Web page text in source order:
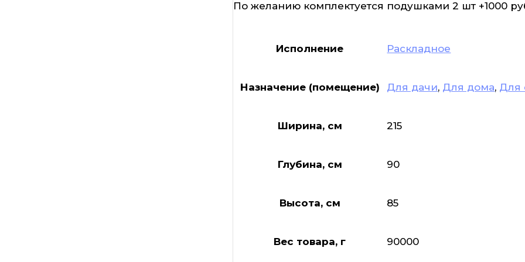
По желанию комплектуется подушками 2 шт +1000
Исполнение Раскладное
Назначение (помещение) Для дачи, Для дома, Для
Ширина, см 215
Глубина, см 90
Высота, см 85
Вес товара, г 90000